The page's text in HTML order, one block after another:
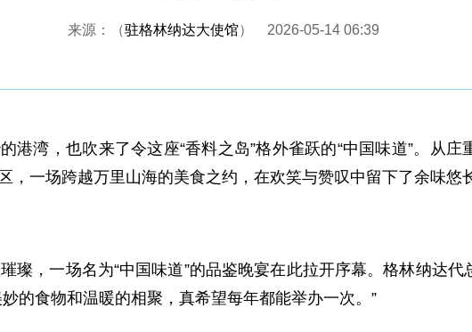
来源：（驻格林纳达大使馆） 2026-05-14 06:39
港湾，也吹来了令这座“香料之岛”格外雀跃的“中国味道”。从
，一场跨越万里山海的美食之约，在欢笑与赞叹中留下了余味悠
璨，一场名为“中国味道”的品鉴晚宴在此拉开序幕。格林纳达
的食物和温暖的相聚，真希望每年都能举办一次。”